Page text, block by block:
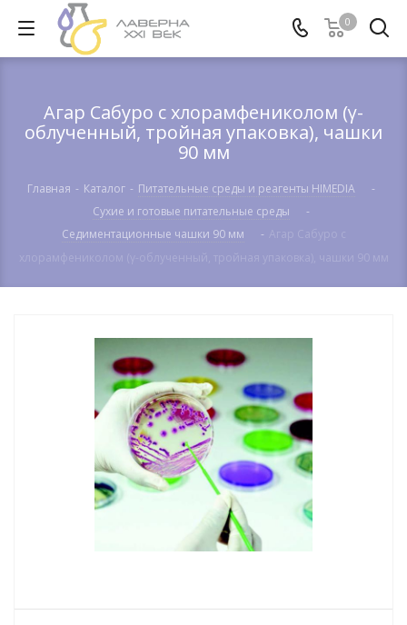
0
Агар Сабуро с хлорамфениколом (γ-
облученный, тройная упаковка), чашки
90 мм
Главная - Каталог - Питательные среды и реагенты HIMEDIA
-
Сухие и готовые питательные среды
-
Cедиментационные чашки 90 мм
-